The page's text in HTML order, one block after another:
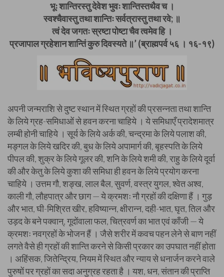
भूः शान्तिरस्तु देवेश भुवः शान्तिस्तथैव च ।
स्वश्चैवास्तु तथा शान्तिः सर्वत्रास्तु तथा रवे; ॥
त्वं देव जगतः स्रष्टा पोष्टा चैव त्वमेव हि ।
प्रजापाल ग्रहेशान शान्तिं कुरु दिवस्यते ॥’ (ब्राह्मपर्व ५६ । १६-१९)
अपनी जन्मराशि से दुष्ट स्थान में स्थित ग्रहों की प्रसन्नता तथा शान्ति
के लिये ग्रह-समिधाओं से हवन करना चाहिये । ये समिधाएँ प्रादेशमात्र
लम्बी होनी चाहिये । सूर्य के लिये अर्क की, चन्द्रमा के लिये पलाश की,
मङ्गल के लिये खदिर की, बुध के लिये अपामार्ग की, बृहस्पति के लिये
पीपल की, शुक्र के लिये गूलर की, शनि के लिये शमी की, राहु के लिये दूर्वा
की और केतु के लिये कुशा की समिधा ही हवन के लिये प्रयोग करना
चाहिये । उत्तम गौ, शङ्ख, लाल बैल, सुवर्ण, वस्त्र युगल, श्वेत अश्व,
काली गौ, लौहपात्र और छाग — ये क्रमशः नौ ग्रहों की दक्षिणा हैं । गुड़
और भात, घी-मिश्रित खीर, हविष्यान्न, क्षीरान्न, दही-भात, घृत, तिल और
उड़द के बने पक्वान्, गूदोंवाला फल, चित्रवर्ण का भात एवं काँजी — ये
क्रमशः नवग्रहों के भोजन हैं । जैसे शरीर में कवच पहन लेने से बाण नहीं
लगते वैसे ही ग्रहों की शान्ति करने से किसी प्रकार का उपघात नहीं होता
। अहिंसक, जितेन्द्रिय, नियम में स्थित और न्याय से धनार्जन करने वाले
पुरुषों पर ग्रहों का सदा अनुग्रह रहता है । यश, धन, संतान की प्राप्ति